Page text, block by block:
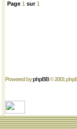
Page 1 sur1
Powered byphpBB© 2001